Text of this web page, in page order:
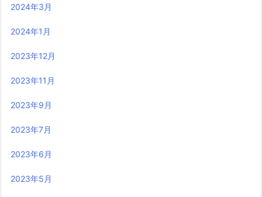
2024年3月
2024年1月
2023年12月
2023年11月
2023年9月
2023年7月
2023年6月
2023年5月